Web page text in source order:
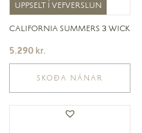
UPPSELT Í VEFVERSLUN
UPPSELT Í VEFVERSLUN
CALIFORNIA SUMMERS 3 WICK
5.290 kr.
SKOÐA NÁNAR